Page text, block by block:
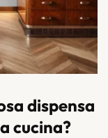
dispensa
cucina?